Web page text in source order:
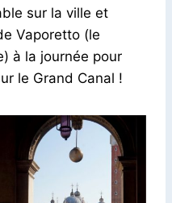
sur la ville et
Vaporetto (le
à la journée pour
le Grand Canal !